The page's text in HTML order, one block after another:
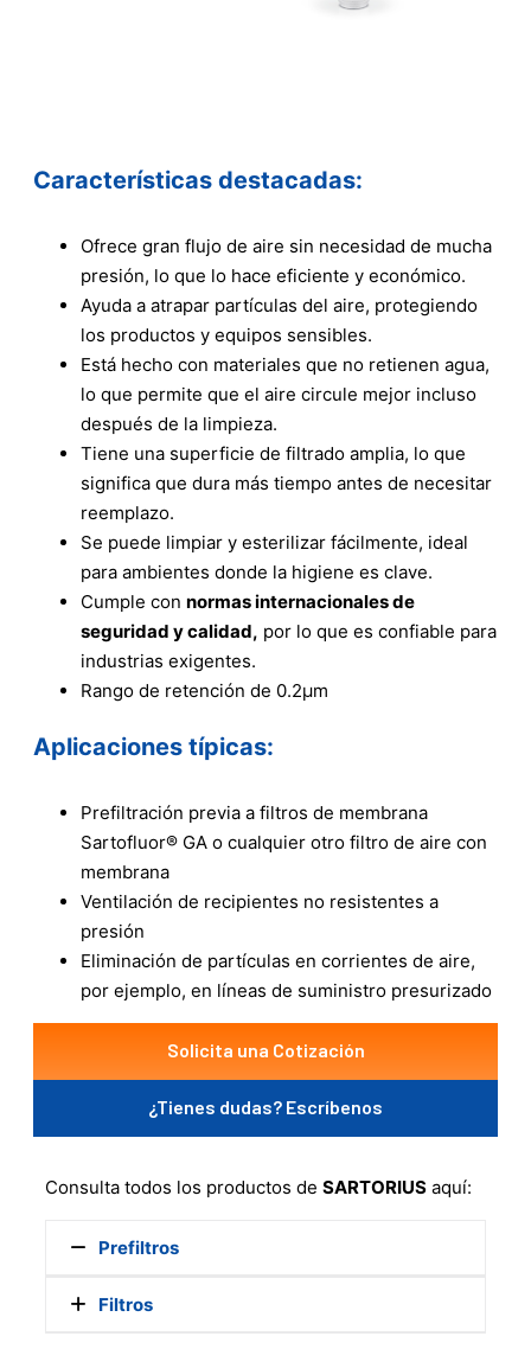
Características destacadas:
Ofrece gran flujo de aire sin necesidad de mucha
presión, lo que lo hace eficiente y económico.
Ayuda a atrapar partículas del aire, protegiendo
los productos y equipos sensibles.
Está hecho con materiales que no retienen agua,
lo que permite que el aire circule mejor incluso
después de la limpieza.
Tiene una superficie de filtrado amplia, lo que
significa que dura más tiempo antes de necesitar
reemplazo.
Se puede limpiar y esterilizar fácilmente, ideal
para ambientes donde la higiene es clave.
Cumple con normas internacionales de
seguridad y calidad, por lo que es confiable para
industrias exigentes.
Rango de retención de 0.2μm
Aplicaciones típicas:
Prefiltración previa a filtros de membrana
Sartofluor® GA o cualquier otro filtro de aire con
membrana
Ventilación de recipientes no resistentes a
presión
Eliminación de partículas en corrientes de aire,
por ejemplo, en líneas de suministro presurizado
Solicita una Cotización
¿Tienes dudas? Escríbenos
Consulta todos los productos de SARTORIUS aquí:
Prefiltros
Sartopure IND
Filtros